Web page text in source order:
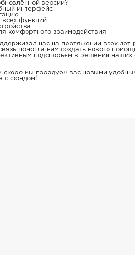
версии?
интерфейс
функций
комфортного взаимодействия
нас на протяжении всех лет
помогла нам создать нового
подспорьем в решении наших
скоро мы порадуем вас новыми
с фондом!